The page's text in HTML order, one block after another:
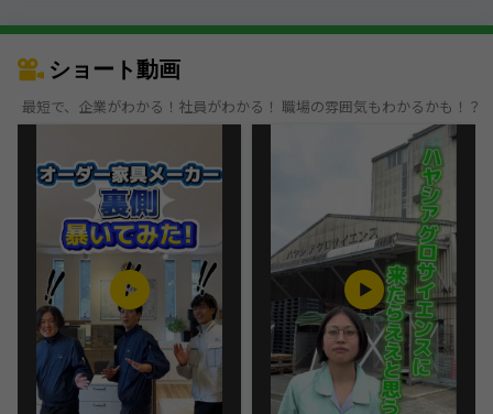
ショート動画
最短で、企業がわかる！社員がわかる！ 職場の雰囲気もわかるかも！？